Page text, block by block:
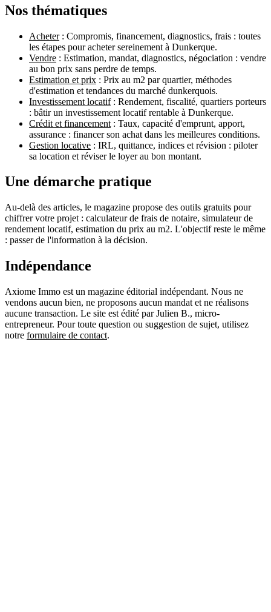
Nos thématiques
Acheter: Compromis, financement, diagnostics, frais : toutes
les étapes pour acheter sereinement à Dunkerque.
Vendre : Estimation, mandat, diagnostics, négociation : vendre
au bon prix sans perdre de temps.
Estimation et prix : Prix au m2 par quartier, méthodes
d'estimation et tendances du marché dunkerquois.
Investissement locatif: Rendement, fiscalité, quartiers porteurs
: bâtir un investissement locatif rentable à Dunkerque.
Crédit et financement : Taux, capacité d'emprunt, apport,
assurance : financer son achat dans les meilleures conditions.
Gestion locative : IRL, quittance, indices et révision : piloter
sa location et réviser le loyer au bon montant.
Une démarche pratique
Au-delà des articles, le magazine propose des outils gratuits pour
chiffrer votre projet : calculateur de frais de notaire, simulateur de
rendement locatif, estimation du prix au m2. L'objectif reste le même
: passer de l'information à la décision.
Indépendance
Axiome Immo est un magazine éditorial indépendant. Nous ne
vendons aucun bien, ne proposons aucun mandat et ne réalisons
aucune transaction. Le site est édité par Julien B., micro-
entrepreneur. Pour toute question ou suggestion de sujet, utilisez
notre formulaire de contact.